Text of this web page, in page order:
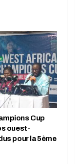
Cup
ouest-
pour la 5ème